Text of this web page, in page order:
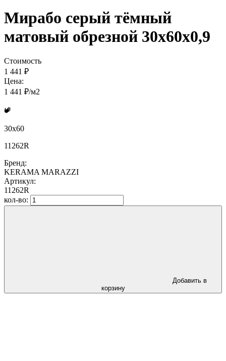
Мирабо серый тёмный
матовый обрезной 30x60x0,9
Стоимость
1 441 ₽
Цена:
1 441 ₽/м2
30x60
11262R
Бренд:
KERAMA MARAZZI
Артикул:
11262R
кол-во:
Добавить в
корзину